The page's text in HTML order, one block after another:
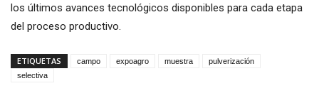
los últimos avances tecnológicos disponibles para cada etapa
del proceso productivo.
ETIQUETAS campo expoagro muestra
pulverización
selectiva